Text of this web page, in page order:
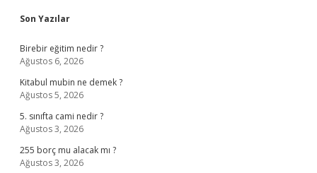
Sidebar
Son Yazılar
Birebir eğitim nedir ?
Ağustos 6, 2026
Kitabul mubin ne demek ?
Ağustos 5, 2026
5. sınıfta cami nedir ?
Ağustos 3, 2026
255 borç mu alacak mı ?
Ağustos 3, 2026